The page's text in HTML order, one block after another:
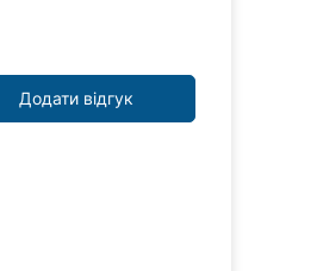
Додати відгук